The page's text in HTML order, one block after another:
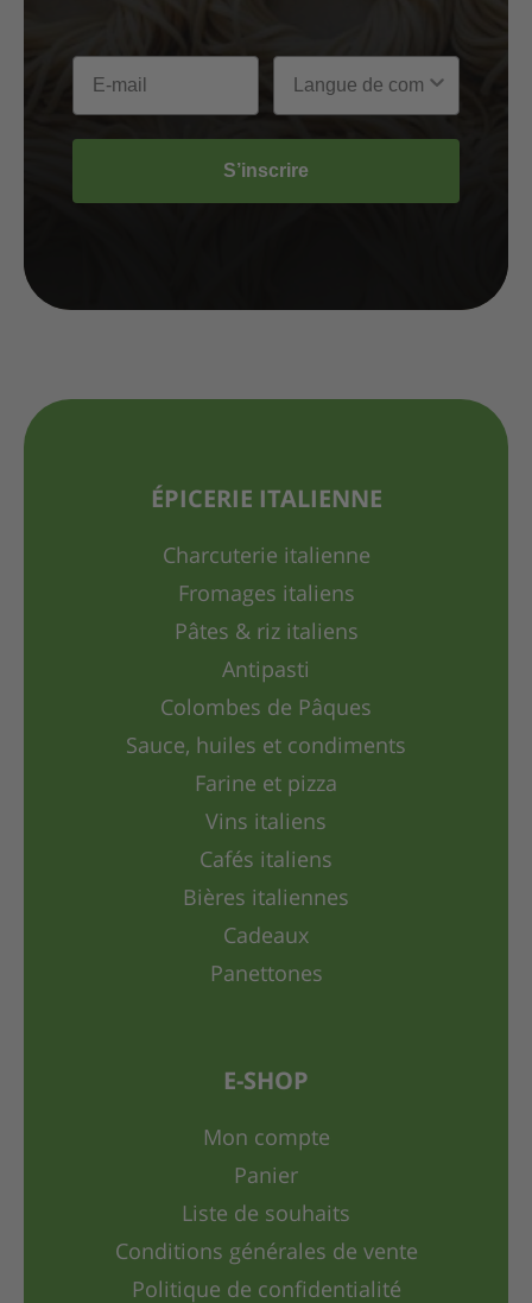
S’inscrire
ÉPICERIE ITALIENNE
Charcuterie italienne
Fromages italiens
Pâtes & riz italiens
Antipasti
Colombes de Pâques
Sauce, huiles et condiments
Farine et pizza
Vins italiens
Cafés italiens
Bières italiennes
Cadeaux
Panettones
E-SHOP
Mon compte
Panier
Liste de souhaits
Conditions générales de vente
Politique de confidentialité